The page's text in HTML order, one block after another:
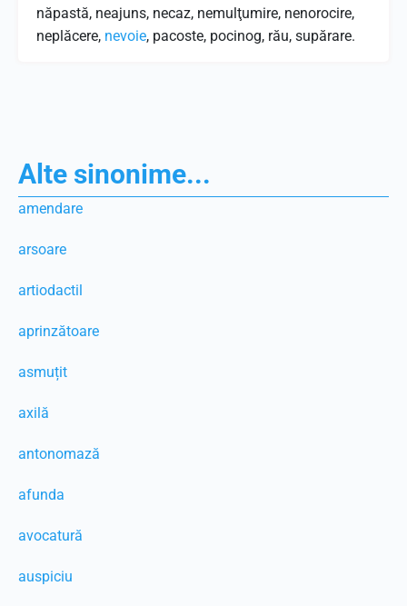
năpastă, neajuns, necaz, nemulţumire, nenorocire,
neplăcere, nevoie, pacoste, pocinog, rău, supărare.
Alte sinonime...
amendare
arsoare
artiodactil
aprinzătoare
asmuțit
axilă
antonomază
afunda
avocatură
auspiciu